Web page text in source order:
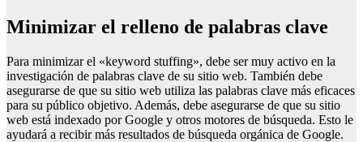
Minimizar el relleno de palabras clave
Para minimizar el «keyword stuffing», debe ser muy activo en la
investigación de palabras clave de su sitio web. También debe
asegurarse de que su sitio web utiliza las palabras clave más eficaces
para su público objetivo. Además, debe asegurarse de que su sitio
web está indexado por Google y otros motores de búsqueda. Esto le
ayudará a recibir más resultados de búsqueda orgánica de Google.